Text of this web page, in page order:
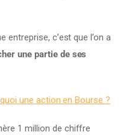
entreprise, c’est que l’on a
une partie de ses
une action en Bourse ?
1 million de chiffre